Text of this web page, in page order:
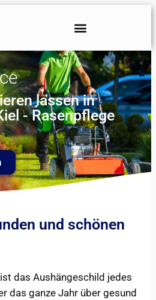
lassen in
- Rasenpflege
und schönen
das Aushängeschild jedes
das ganze Jahr über gesund